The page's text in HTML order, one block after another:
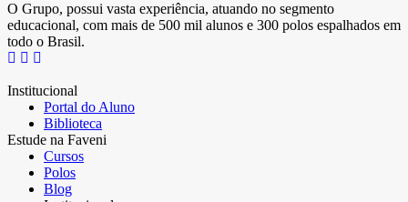
O Grupo, possui vasta experiência, atuando no segmento
educacional, com mais de 500 mil alunos e 300 polos espalhados em
todo o Brasil.
Institucional
Portal do Aluno
Biblioteca
Estude na Faveni
Cursos
Polos
Blog